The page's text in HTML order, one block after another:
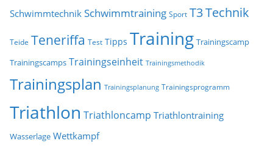
Schwimmtechnik Schwimmtraining Sport T3Technik
Teide Teneriffa Test Tipps Training Trainingscamp
Trainingscamps Trainingseinheit Trainingsmethodik
Trainingsplan Trainingsplanung Trainingsprogramm
Triathlon Triathloncamp Triathlontraining
Wasserlage Wettkampf